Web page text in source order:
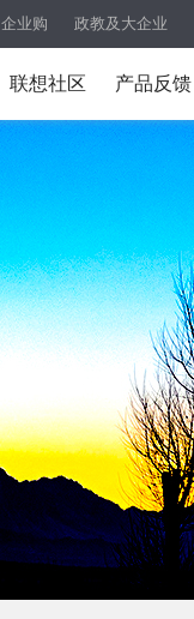
企业购 政教及大企业
联想社区 产品反馈